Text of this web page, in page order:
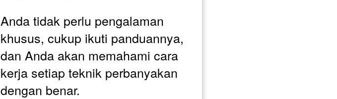
Anda tidak perlu pengalaman
khusus, cukup ikuti panduannya,
dan Anda akan memahami cara
kerja setiap teknik perbanyakan
dengan benar.